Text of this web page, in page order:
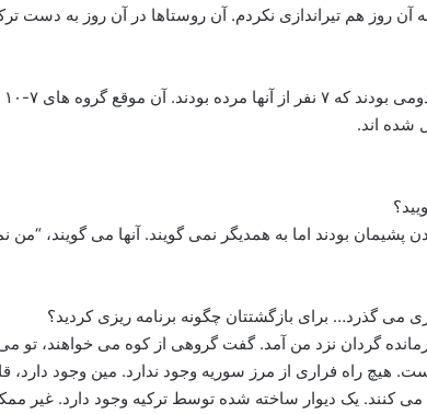
روز هم تیراندازی نکردم. آن روستاها در آن روز به دست
پشیمان بودند اما به همدیگر نمی گویند. آنها می گویند، “من
گردان نزد من آمد. گفت گروهی از کوه می خواهند، تو
هیچ راه فراری از مرز سوریه وجود ندارد. مین وجود دارد،
کنند. یک دیوار ساخته شده توسط ترکیه وجود دارد. غیر